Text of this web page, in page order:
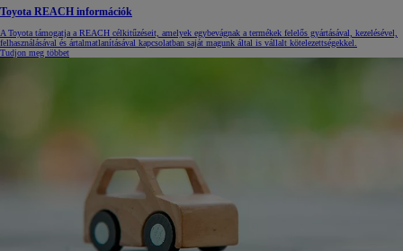
Toyota REACH információk
A Toyota támogatja a REACH célkitűzéseit, amelyek egybevágnak a termékek felelős gyártásával, kezelésével,
felhasználásával és ártalmatlanításával kapcsolatban saját magunk által is vállalt kötelezettségekkel.
Tudjon meg többet